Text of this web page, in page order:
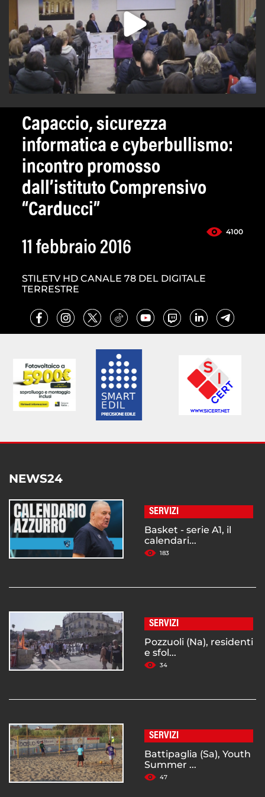
Capaccio, sicurezza
informatica e cyberbullismo:
incontro promosso
dall’istituto Comprensivo
“Carducci”
4100
11 febbraio 2016
STILETV HD CANALE 78 DEL DIGITALE
TERRESTRE
NEWS24
SERVIZI
Basket - serie A1, il
calendari...
183
SERVIZI
Pozzuoli (Na), residenti
e sfol...
34
SERVIZI
Battipaglia (Sa), Youth
Summer ...
47